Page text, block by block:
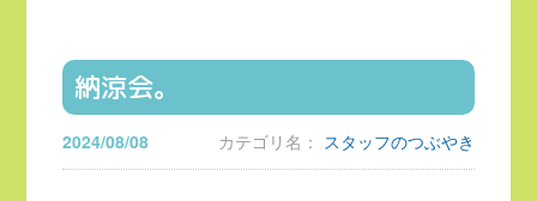
納涼会。
2024/08/08 カテゴリ名： スタッフのつぶやき